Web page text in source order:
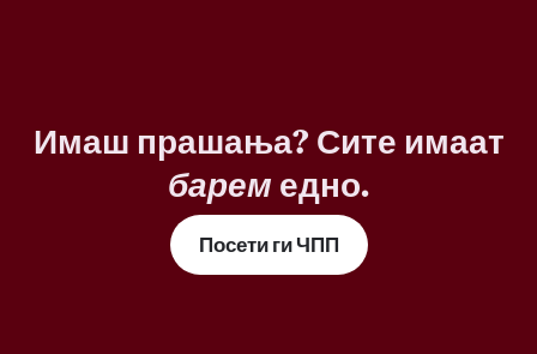
Имаш прашања? Сите имаат
барем едно.
Посети ги ЧПП